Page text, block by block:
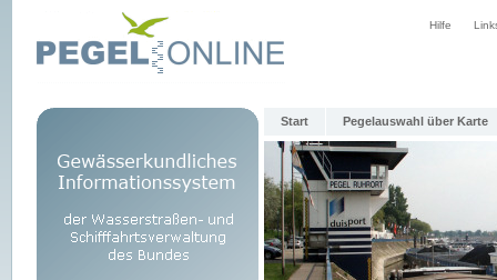
Hilfe
Start Pegelauswahl über Karte